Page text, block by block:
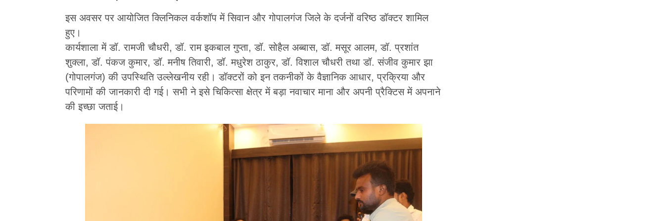
इस अवसर पर आयोजित क्लिनिकल वर्कशॉप में सिवान और गोपालगंज जिले के दर्जनों वरिष्ठ डॉक्टर शामिल
हुए।
कार्यशाला में डॉ. रामजी चौधरी, डॉ. राम इकबाल गुप्ता, डॉ. सोहैल अब्बास, डॉ. मसूर आलम, डॉ. प्रशांत
शुक्ला, डॉ. पंकज कुमार, डॉ. मनीष तिवारी, डॉ. मधुरेश ठाकुर, डॉ. विशाल चौधरी तथा डॉ. संजीव कुमार झा
(गोपालगंज) की उपस्थिति उल्लेखनीय रही। डॉक्टरों को इन तकनीकों के वैज्ञानिक आधार, प्रक्रिया और
परिणामों की जानकारी दी गई। सभी ने इसे चिकित्सा क्षेत्र में बड़ा नवाचार माना और अपनी प्रैक्टिस में अपनाने
की इच्छा जताई।